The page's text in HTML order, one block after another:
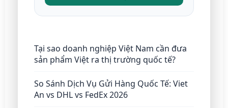
Tại sao doanh nghiệp Việt Nam cần đưa
sản phẩm Việt ra thị trường quốc tế?
So Sánh Dịch Vụ Gửi Hàng Quốc Tế: Viet
An vs DHL vs FedEx 2026